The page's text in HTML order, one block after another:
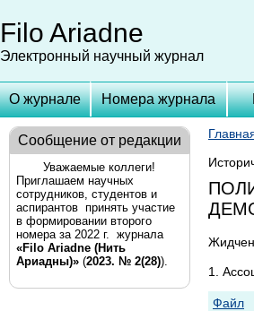
Filo Ariadne
Электронный научный журнал
О журнале Номера журнала
Сообщение от редакции
Уважаемые коллеги!
Приглашаем научных
сотрудников, студентов и
аспирантов принять участие
в формировании второго
номера за 2022 г. журнала
«Filo Ariadne (Нить
Ариадны)» (2023. № 2(28)).
1.
Файл